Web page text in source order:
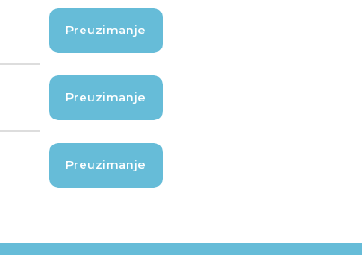
Preuzimanje
Preuzimanje
Preuzimanje